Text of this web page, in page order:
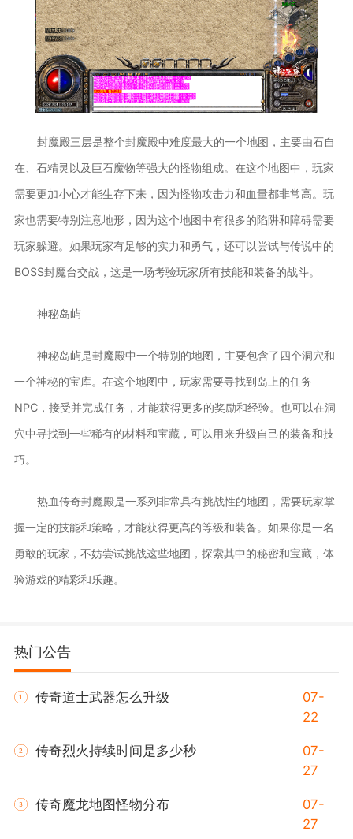
封魔殿三层是整个封魔殿中难度最大的一个地图，主要由石自
在、石精灵以及巨石魔物等强大的怪物组成。在这个地图中，玩家
需要更加小心才能生存下来，因为怪物攻击力和血量都非常高。玩
家也需要特别注意地形，因为这个地图中有很多的陷阱和障碍需要
玩家躲避。如果玩家有足够的实力和勇气，还可以尝试与传说中的
BOSS封魔台交战，这是一场考验玩家所有技能和装备的战斗。
神秘岛屿
神秘岛屿是封魔殿中一个特别的地图，主要包含了四个洞穴和
一个神秘的宝库。在这个地图中，玩家需要寻找到岛上的任务
NPC，接受并完成任务，才能获得更多的奖励和经验。也可以在洞
穴中寻找到一些稀有的材料和宝藏，可以用来升级自己的装备和技
巧。
热血传奇封魔殿是一系列非常具有挑战性的地图，需要玩家掌
握一定的技能和策略，才能获得更高的等级和装备。如果你是一名
勇敢的玩家，不妨尝试挑战这些地图，探索其中的秘密和宝藏，体
验游戏的精彩和乐趣。
热门公告
传奇道士武器怎么升级
07-
22
传奇烈火持续时间是多少秒
07-
27
传奇魔龙地图怪物分布
07-
27